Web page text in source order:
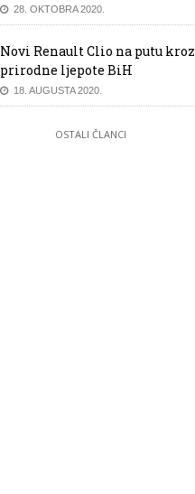
28. OKTOBRA 2020.
Novi Renault Clio na putu kroz
prirodne ljepote BiH
18. AUGUSTA 2020.
OSTALI ČLANCI